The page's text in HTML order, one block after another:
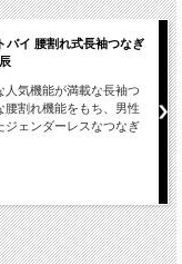
バイ 腰割れ式長袖つなぎ
人気機能が満載な長袖つ
腰割れ機能をもち、男性
ジェンダーレスなつなぎ